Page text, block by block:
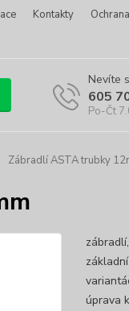
Kontakty
Nevíte
605
Po-Čt
Zábradlí ASTA trubky
úprava